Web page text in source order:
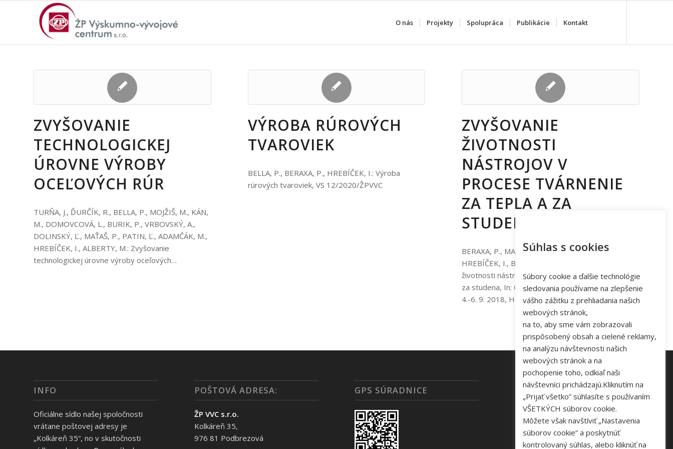
O nás Projekty Spolupráca Publikácie Kontakt
ZVYŠOVANIE
TECHNOLOGICKEJ
ÚROVNE VÝROBY
OCEĽOVÝCH RÚR
TURŇA, J., ĎURČÍK, R., BELLA, P., MOJŽIŠ, M., KÁN,
M., DOMOVCOVÁ, L., BURIK, P., VRBOVSKÝ, A.,
DOLINSKÝ, Ľ., MAŤAŠ, P., PATIN, Ľ., ADAMČÁK, M.,
HREBÍČEK, I., ALBERTY, M.: Zvyšovanie
technologickej úrovne výroby oceľových…
VÝROBA RÚROVÝCH
TVAROVIEK
BELLA, P., BERAXA, P., HREBÍČEK, I.: Výroba
rúrových tvaroviek, VS 12/2020/ŽPVVC
ZVYŠOVANIE
ŽIVOTNOSTI
NÁSTROJOV V
PROCESE TVÁRNENIE
ZA TEPLA A ZA
STUDENA
BERAXA, P., MAŤAŠ, P., KVAČKAJ, T., ŽEC, M.,
HREBÍČEK, I., BOTKO, F., PARILÁK, Ľ.: Zvyšovanie
životnosti nástrojov v procese tvárnenie za tepla a
za studena, In: Odborná konferencia ŽP VVC 2018,
4.-6. 9. 2018, Hotel Stupka, Tále,…
INFO
Oficiálne sídlo našej spoločnosti
vrátane poštovej adresy je
„Kolkáreň 35“, no v skutočnosti
POŠTOVÁ ADRESA:
ŽP VVC s.r.o.
Kolkáreň 35,
976 81 Podbrezová
GPS SÚRADNICE KONTAKT
Tel: +421 48 645 40 35
e-mail:novakova@zelpo.sk
Súhlas s cookies
Súbory cookie a ďalšie technológie
sledovania používame na zlepšenie
vášho zážitku z prehliadania našich
webových stránok,
na to, aby sme vám zobrazovali
prispôsobený obsah a cielené reklamy,
na analýzu návštevnosti našich
webových stránok a na
pochopenie toho, odkiaľ naši
návštevníci prichádzajú.Kliknutím na
„Prijať všetko” súhlasíte s používaním
VŠETKÝCH súborov cookie.
Môžete však navštíviť „Nastavenia
súborov cookie” a poskytnúť
kontrolovaný súhlas, alebo kliknúť na